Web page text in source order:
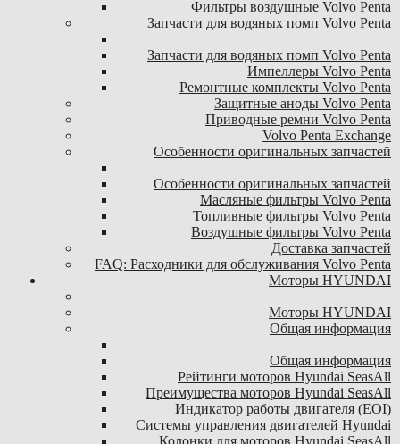
Фильтры воздушные Volvo Penta
Запчасти для водяных помп Volvo Penta
Запчасти для водяных помп Volvo Penta
Импеллеры Volvo Penta
Ремонтные комплекты Volvo Penta
Защитные аноды Volvo Penta
Приводные ремни Volvo Penta
Volvo Penta Exchange
Особенности оригинальных запчастей
Особенности оригинальных запчастей
Масляные фильтры Volvo Penta
Топливные фильтры Volvo Penta
Воздушные фильтры Volvo Penta
Доставка запчастей
FAQ: Расходники для обслуживания Volvo Penta
Моторы HYUNDAI
Моторы HYUNDAI
Общая информация
Общая информация
Рейтинги моторов Hyundai SeasAll
Преимущества моторов Hyundai SeasAll
Индикатор работы двигателя (EOI)
Системы управления двигателей Hyundai
Колонки для моторов Hyundai SeasAll